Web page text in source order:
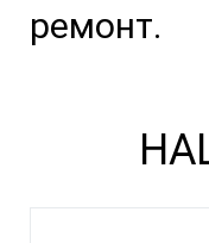
ремонт.